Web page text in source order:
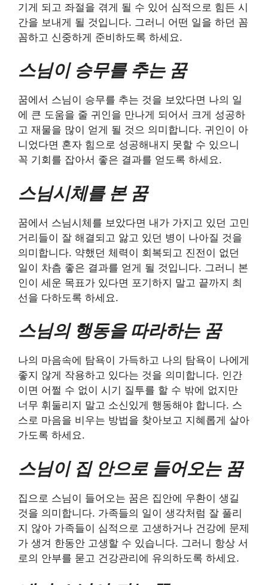
기게 되고 좌절을 겪게 될 수 있어 심적으로 힘든 시
간을 보내게 될 것입니다. 그러니 어떤 일을 하던 꼼
꼼하고 신중하게 준비하도록 하세요.
스님이 승무를 추는 꿈
꿈에서 스님이 승무를 추는 것을 보았다면 나의 일
에 큰 도움을 줄 귀인을 만나게 되어서 크게 성공하
고 재물을 많이 얻게 될 것으 의미합니다. 귀인이 아
니었다면 혼자 힘으로 성공해내지 못할 수 있으니
꼭 기회를 잡아서 좋은 결과를 얻도록 하세요.
스님시체를 본 꿈
꿈에서 스님시체를 보았다면 내가 가지고 있던 고민
거리들이 잘 해결되고 앓고 있던 병이 나아질 것을
의미합니다. 약했던 체력이 회복되고 진전이 없던
일이 차츰 좋은 결과를 얻게 될 것입니다. 그러니 본
인이 세운 목표가 있다면 포기하지 말고 끝까지 최
선을 다하도록 하세요.
스님의 행동을 따라하는 꿈
나의 마음속에 탐욕이 가득하고 나의 탐욕이 나에게
좋지 않게 작용하고 있다는 것을 의미합니다. 인간
이면 어쩔 수 없이 시기 질투를 할 수 밖에 없지만
너무 휘둘리지 말고 소신있게 행동해야 합니다. 스
스로 마음을 비우는 방법을 찾아보고 지혜롭게 살아
가도록 하세요.
스님이 집 안으로 들어오는 꿈
집으로 스님이 들어오는 꿈은 집안에 우환이 생길
것을 의미합니다. 가족들의 일이 생각처럼 잘 풀리
지 않아 가족들이 심적으로 고생하거나 건강에 문제
가 생겨 한동안 고생할 수 있습니다. 그러니 항상 서
로의 안부를 묻고 건강관리에 유의하도록 하세요.